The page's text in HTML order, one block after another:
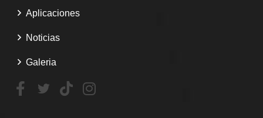
Aplicaciones
Noticias
Galeria